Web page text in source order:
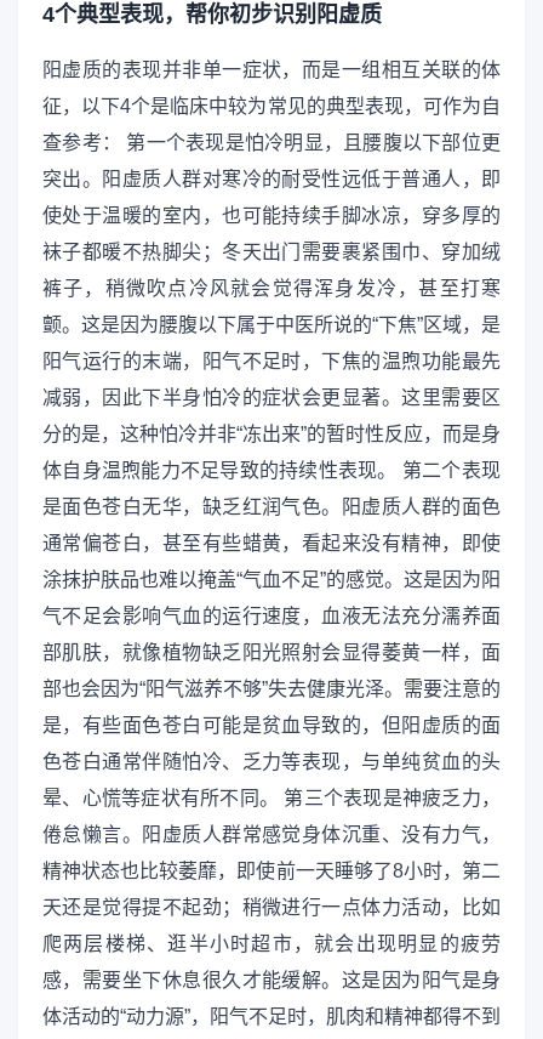
4个典型表现，帮你初步识别阳虚质
阳虚质的表现并非单一症状，而是一组相互关联的体
征，以下4个是临床中较为常见的典型表现，可作为自
查参考： 第一个表现是怕冷明显，且腰腹以下部位更
突出。阳虚质人群对寒冷的耐受性远低于普通人，即
使处于温暖的室内，也可能持续手脚冰凉，穿多厚的
袜子都暖不热脚尖；冬天出门需要裹紧围巾、穿加绒
裤子，稍微吹点冷风就会觉得浑身发冷，甚至打寒
颤。这是因为腰腹以下属于中医所说的“下焦”区域，是
阳气运行的末端，阳气不足时，下焦的温煦功能最先
减弱，因此下半身怕冷的症状会更显著。这里需要区
分的是，这种怕冷并非“冻出来”的暂时性反应，而是身
体自身温煦能力不足导致的持续性表现。 第二个表现
是面色苍白无华，缺乏红润气色。阳虚质人群的面色
通常偏苍白，甚至有些蜡黄，看起来没有精神，即使
涂抹护肤品也难以掩盖“气血不足”的感觉。这是因为阳
气不足会影响气血的运行速度，血液无法充分濡养面
部肌肤，就像植物缺乏阳光照射会显得萎黄一样，面
部也会因为“阳气滋养不够”失去健康光泽。需要注意的
是，有些面色苍白可能是贫血导致的，但阳虚质的面
色苍白通常伴随怕冷、乏力等表现，与单纯贫血的头
晕、心慌等症状有所不同。 第三个表现是神疲乏力，
倦怠懒言。阳虚质人群常感觉身体沉重、没有力气，
精神状态也比较萎靡，即使前一天睡够了8小时，第二
天还是觉得提不起劲；稍微进行一点体力活动，比如
爬两层楼梯、逛半小时超市，就会出现明显的疲劳
感，需要坐下休息很久才能缓解。这是因为阳气是身
体活动的“动力源”，阳气不足时，肌肉和精神都得不到